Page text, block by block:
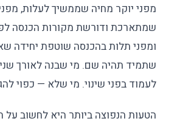
מפני יוקר מחיה שממשיך לעלות,
שמתארכת ודורשת מקורות הכנסה
ומפני תלות בהכנסה שוטפת יחידה
שתמיד תהיה שם. מי שבנה לאורך
לעמוד בפני שינוי. מי שלא — כפוי
הטעות הנפוצה ביותר היא לחשוב